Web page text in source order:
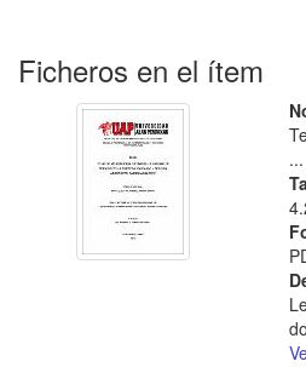
Ficheros en el ítem
...